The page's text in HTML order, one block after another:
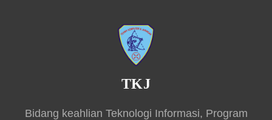
TKJ
Bidang keahlian Teknologi Informasi, Program